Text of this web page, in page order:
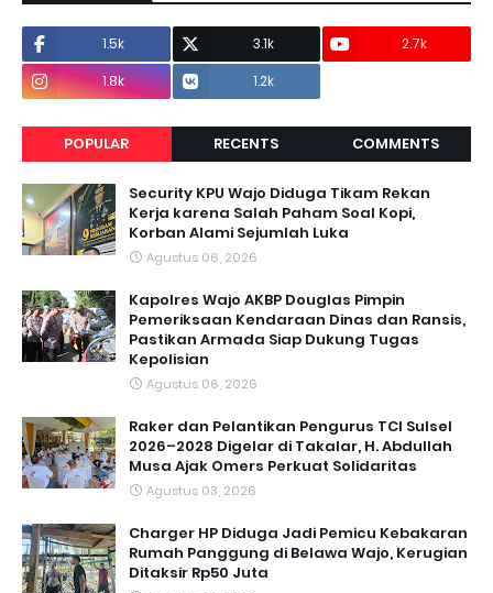
1.5k 3.1k
2.7k
1.8k
1.2k
POPULAR RECENTS COMMENTS
Security KPU Wajo Diduga Tikam Rekan
Kerja karena Salah Paham Soal Kopi,
Korban Alami Sejumlah Luka
Agustus 06, 2026
Kapolres Wajo AKBP Douglas Pimpin
Pemeriksaan Kendaraan Dinas dan Ransis,
Pastikan Armada Siap Dukung Tugas
Kepolisian
Agustus 06, 2026
Raker dan Pelantikan Pengurus TCI Sulsel
2026–2028 Digelar di Takalar, H. Abdullah
Musa Ajak Omers Perkuat Solidaritas
Agustus 03, 2026
Charger HP Diduga Jadi Pemicu Kebakaran
Rumah Panggung di Belawa Wajo, Kerugian
Ditaksir Rp50 Juta